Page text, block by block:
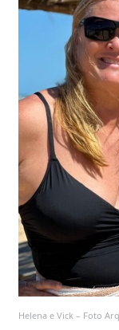
Helena e Vick – Foto